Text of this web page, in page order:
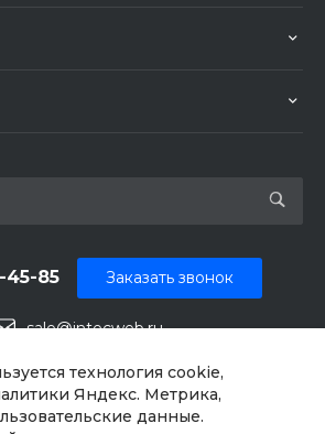
технология cookie,
Яндекс. Метрика,
данные.
45-85
sale@intecweb.ru
Заказать звонок
ул.Свободы, д. 93, оф. 6